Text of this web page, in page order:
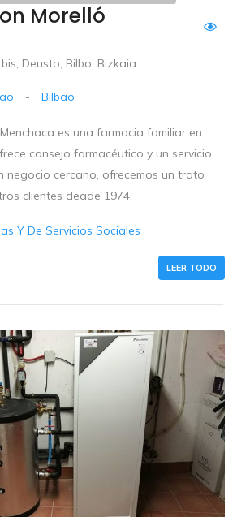
Morelló
Deusto, Bilbo, Bizkaia
- Bilbao
es una farmacia familiar en
consejo farmacéutico y un servicio
negocio cercano, ofrecemos un trato
clientes deade 1974.
Y De Servicios Sociales
LEER TODO